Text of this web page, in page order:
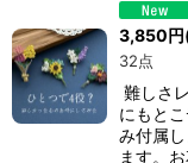
3,850円
32点
難し
にもと
み付属
ます。